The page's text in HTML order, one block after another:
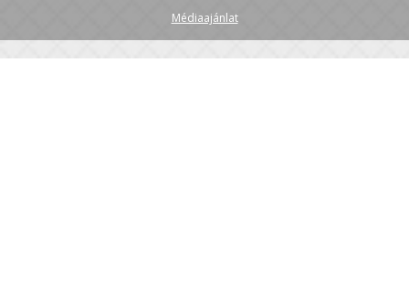
Médiaajánlat